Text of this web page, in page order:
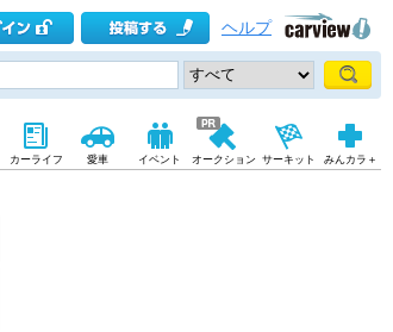
ヘルプ
カーライフ 愛車 イベント オークション サーキット みんカラ＋